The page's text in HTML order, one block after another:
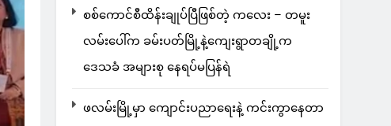
စစ်ကောင်စီထိန်းချုပ်ပြီဖြစ်တဲ့ ကလေး – တမူး
လမ်းပေါ်က ခမ်းပတ်မြို့နဲ့ကျေးရွာတချို့က
ဒေသခံ အများစု နေရပ်မပြန်ရဲ
ဖလမ်းမြို့မှာ ကျောင်းပညာရေးနဲ့ ကင်းကွာနေတာ